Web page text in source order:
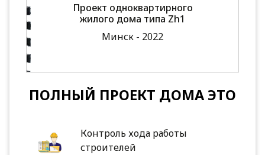
Проект одноквартирного
жилого дома типа Zh1
Минск - 2022
ПОЛНЫЙ ПРОЕКТ ДОМА ЭТО
Контроль хода работы
строителей